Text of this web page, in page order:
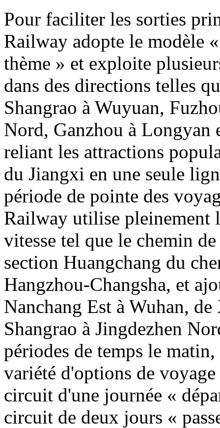
Pour faciliter les sorties
Railway adopte le modèle
thème » et exploite
dans des directions telles
Shangrao à Wuyuan,
Nord, Ganzhou à
reliant les attractions
du Jiangxi en une seule
période de pointe des
Railway utilise pleinement
vitesse tel que le chemin
section Huangchang du
Hangzhou-Changsha, et
Nanchang Est à Wuhan,
Shangrao à Jingdezhen
périodes de temps le
variété d'options de
circuit d'une journée «
circuit de deux jours «